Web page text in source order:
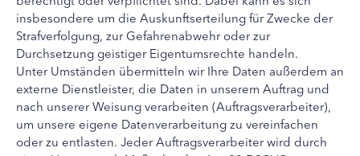
insbesondere um die Auskunftserteilung für Zwecke der
Strafverfolgung, zur Gefahrenabwehr oder zur
Durchsetzung geistiger Eigentumsrechte handeln.
Unter Umständen übermitteln wir Ihre Daten außerdem an
externe Dienstleister, die Daten in unserem Auftrag und
nach unserer Weisung verarbeiten (Auftragsverarbeiter),
um unsere eigene Datenverarbeitung zu vereinfachen
oder zu entlasten. Jeder Auftragsverarbeiter wird durch